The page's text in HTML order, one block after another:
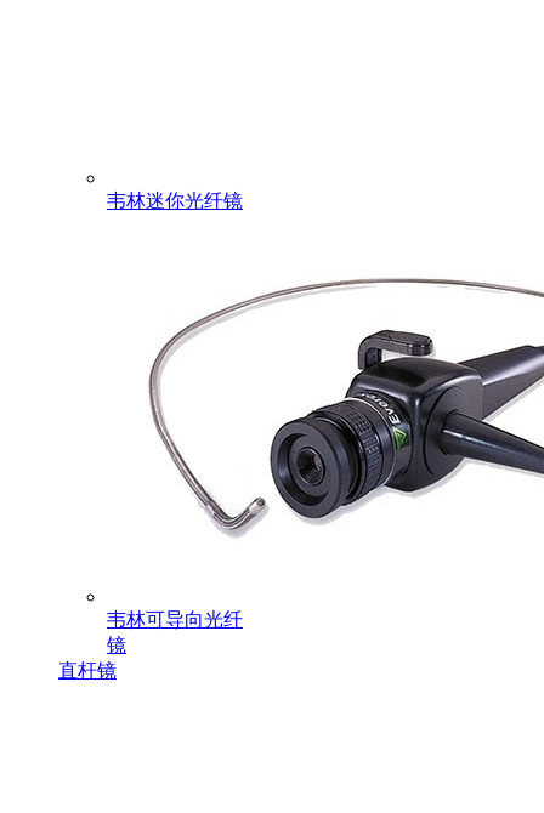
韦林迷你光纤镜
韦林可导向光纤
镜
直杆镜